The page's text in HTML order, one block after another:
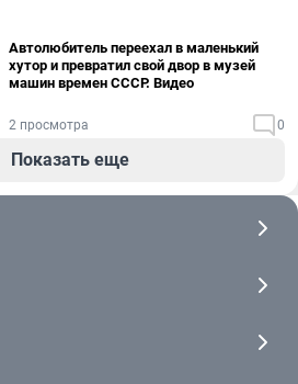
Автолюбитель переехал в маленький
хутор и превратил свой двор в музей
машин времен СССР. Видео
2 просмотра 0
Показать еще